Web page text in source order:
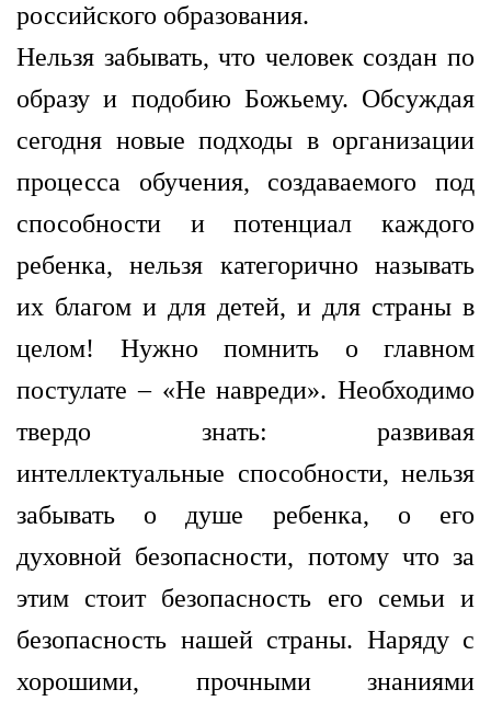
российского образования.
Нельзя забывать, что человек создан по
образу и подобию Божьему. Обсуждая
сегодня новые подходы в организации
процесса обучения, создаваемого под
способности и потенциал каждого
ребенка, нельзя категорично называть
их благом и для детей, и для страны в
целом! Нужно помнить о главном
постулате – «Не навреди». Необходимо
твердо знать: развивая
интеллектуальные способности, нельзя
забывать о душе ребенка, о его
духовной безопасности, потому что за
этим стоит безопасность его семьи и
безопасность нашей страны. Наряду с
хорошими, прочными знаниями